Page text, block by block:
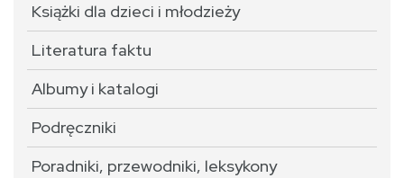
Książki dla dzieci i młodzieży
Literatura faktu
Albumy i katalogi
Podręczniki
Poradniki, przewodniki, leksykony